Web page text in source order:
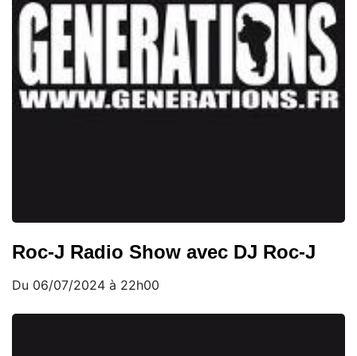
Roc-J Radio Show avec DJ Roc-J
Du 06/07/2024 à 22h00